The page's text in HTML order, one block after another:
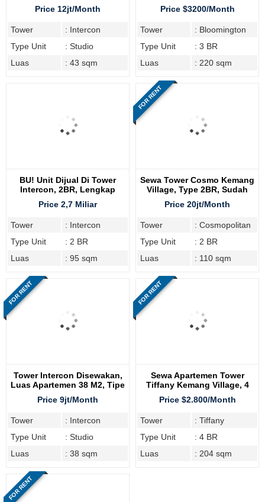
Price 12jt/Month
Tower
: Intercon
Type Unit
: Studio
Luas
: 43 sqm
Price $3200/Month
Tower
: Bloomington
Type Unit
: 3 BR
Luas
: 220 sqm
BU! Unit Dijual Di Tower
Intercon, 2BR, Lengkap
Price 2,7 Miliar
Tower
: Intercon
Type Unit
: 2 BR
Luas
: 95 sqm
FOR RENT
Sewa Tower Cosmo Kemang
Village, Type 2BR, Sudah
Price 20jt/Month
Tower
: Cosmopolitan
Type Unit
: 2 BR
Luas
: 110 sqm
FOR RENT
Tower Intercon Disewakan,
Luas Apartemen 38 M2, Tipe
Price 9jt/Month
Tower
: Intercon
Type Unit
: Studio
Luas
: 38 sqm
FOR RENT
Sewa Apartemen Tower
Tiffany Kemang Village, 4
Bedroom
Price $2.800/Month
Tower
: Tiffany
Type Unit
: 4 BR
Luas
: 204 sqm
FOR RENT